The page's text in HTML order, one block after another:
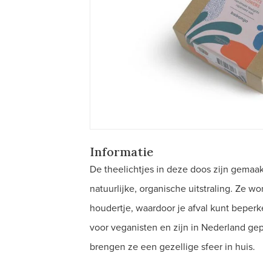
Informatie
De theelichtjes in deze doos zijn
natuurlijke, organische uitstraling. Ze
houdertje, waardoor je afval kunt
voor veganisten en zijn in Nederland
brengen ze een gezellige sfeer in huis.